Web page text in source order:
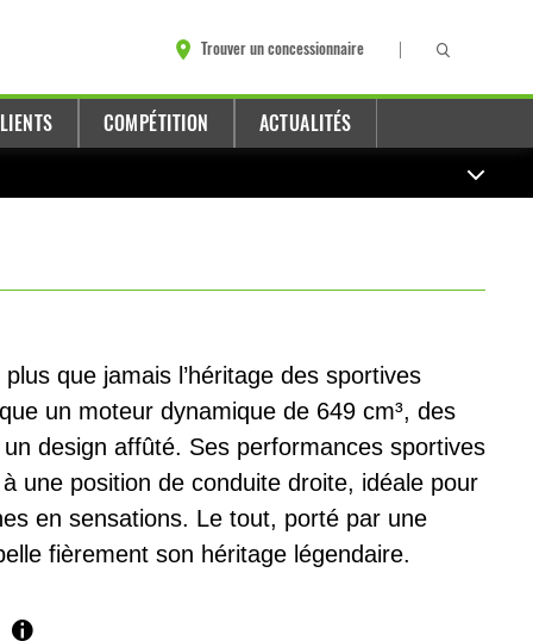
Trouver un concessionnaire
COMPÉTITION ACTUALITÉS
que jamais l’héritage des sportives
un moteur dynamique de 649 cm³, des
design affûté. Ses performances sportives
une position de conduite droite, idéale pour
en sensations. Le tout, porté par une
fièrement son héritage légendaire.